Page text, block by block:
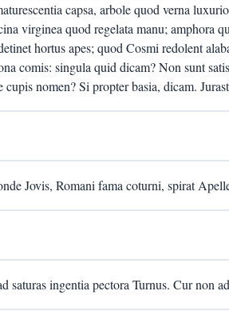
capsa, arbole quod verna
virginea quod regelata manu; amphora
hortus apes; quod Cosmi redolent
comis: singula quid dicam? Non sunt
cupis nomen? Si propter basia, dicam.
Jovis, Romani fama coturni, spirat
saturas ingentia pectora Turnus. Cur non